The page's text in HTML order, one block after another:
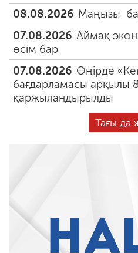
08.08.2026 Маңызы
07.08.2026 Аймақ
өсім бар
07.08.2026 Өңірде
бағдарламасы арқылы
қаржыландырылды
Тағы да